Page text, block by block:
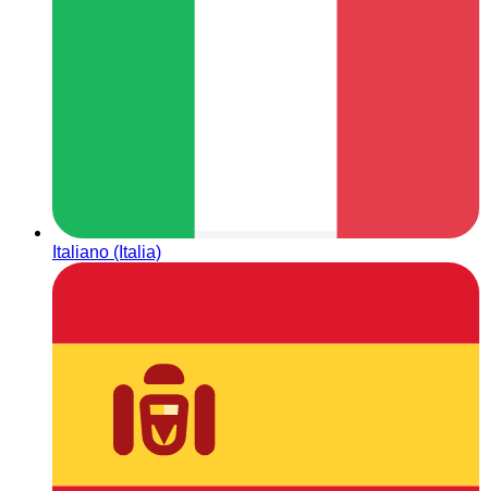
Italiano (Italia)